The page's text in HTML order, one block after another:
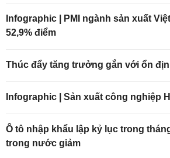
Infographic | PMI ngành sản xuất
52,9% điểm
Thúc đẩy tăng trưởng gắn với ổn
Infographic | Sản xuất công nghiệp
Ô tô nhập khẩu lập kỷ lục trong
trong nước giảm